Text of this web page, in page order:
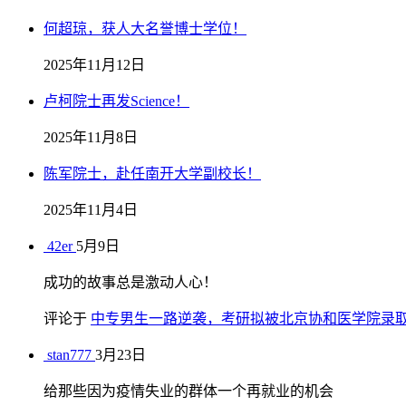
何超琼，获人大名誉博士学位！
2025年11月12日
卢柯院士再发Science！
2025年11月8日
陈军院士，赴任南开大学副校长！
2025年11月4日
42er 5月9日
成功的故事总是激动人心！
评论于 中专男生一路逆袭，考研拟被北京协和医学院录
stan777 3月23日
给那些因为疫情失业的群体一个再就业的机会